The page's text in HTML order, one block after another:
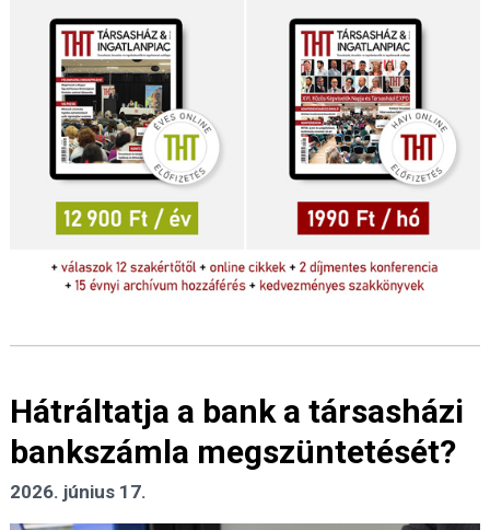
Hátráltatja a bank a társasházi
bankszámla megszüntetését?
2026. június 17.